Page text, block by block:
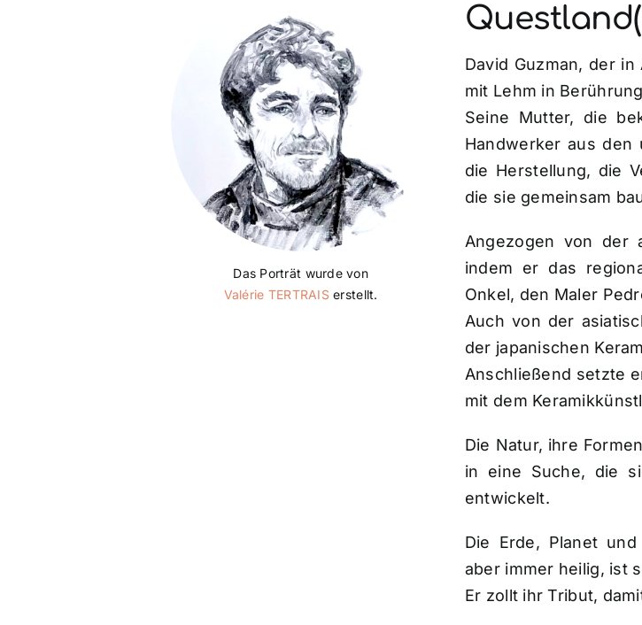
Das Porträt wurde von
Valérie TERTRAIS erstellt.
David Guzman, der
mit Lehm in
Seine Mutter, die
Handwerker aus den
die Herstellung, die
die sie gemeinsam
Angezogen von der
indem er das
Onkel, den Maler
Auch von der
der japanischen
Anschließend setzte
mit dem
Die Natur, ihre
in eine Suche, die
entwickelt.
Die Erde, Planet
aber immer heilig, ist
Er zollt ihr Tribut,